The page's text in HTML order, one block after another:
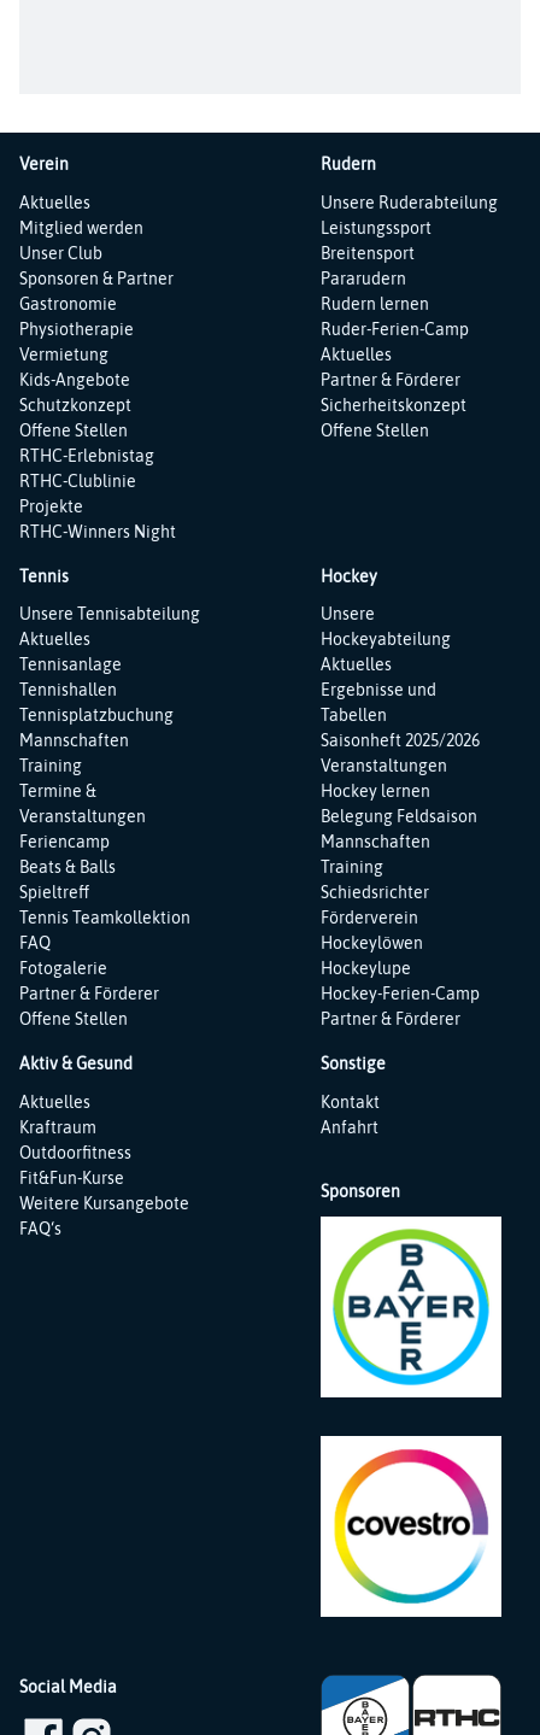
Verein
Navigation
überspringen
Aktuelles
Mitglied werden
Unser Club
Sponsoren & Partner
Gastronomie
Physiotherapie
Vermietung
Kids-Angebote
Schutzkonzept
Offene Stellen
RTHC-Erlebnistag
RTHC-Clublinie
Projekte
RTHC-Winners Night
Rudern
Navigation
überspringen
Unsere Ruderabteilung
Leistungssport
Breitensport
Pararudern
Rudern lernen
Ruder-Ferien-Camp
Aktuelles
Partner & Förderer
Sicherheitskonzept
Offene Stellen
Tennis
Navigation
überspringen
Unsere Tennisabteilung
Aktuelles
Tennisanlage
Tennishallen
Tennisplatzbuchung
Mannschaften
Training
Termine &
Veranstaltungen
Feriencamp
Beats & Balls
Spieltreff
Tennis Teamkollektion
FAQ
Fotogalerie
Partner & Förderer
Offene Stellen
Hockey
Navigation
überspringen
Unsere
Hockeyabteilung
Aktuelles
Ergebnisse und
Tabellen
Saisonheft 2025/2026
Veranstaltungen
Hockey lernen
Belegung Feldsaison
Mannschaften
Training
Schiedsrichter
Förderverein
Hockeylöwen
Hockeylupe
Hockey-Ferien-Camp
Partner & Förderer
Aktiv & Gesund
Navigation
überspringen
Aktuelles
Kraftraum
Outdoorfitness
Fit&Fun-Kurse
Weitere Kursangebote
FAQ‘s
Sonstige
Navigation
überspringen
Kontakt
Anfahrt
Sponsoren
Social Media